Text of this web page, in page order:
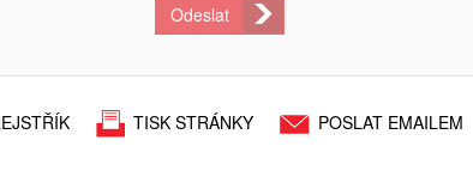
Odeslat
TISK STRÁNKY POSLAT EMAILEM